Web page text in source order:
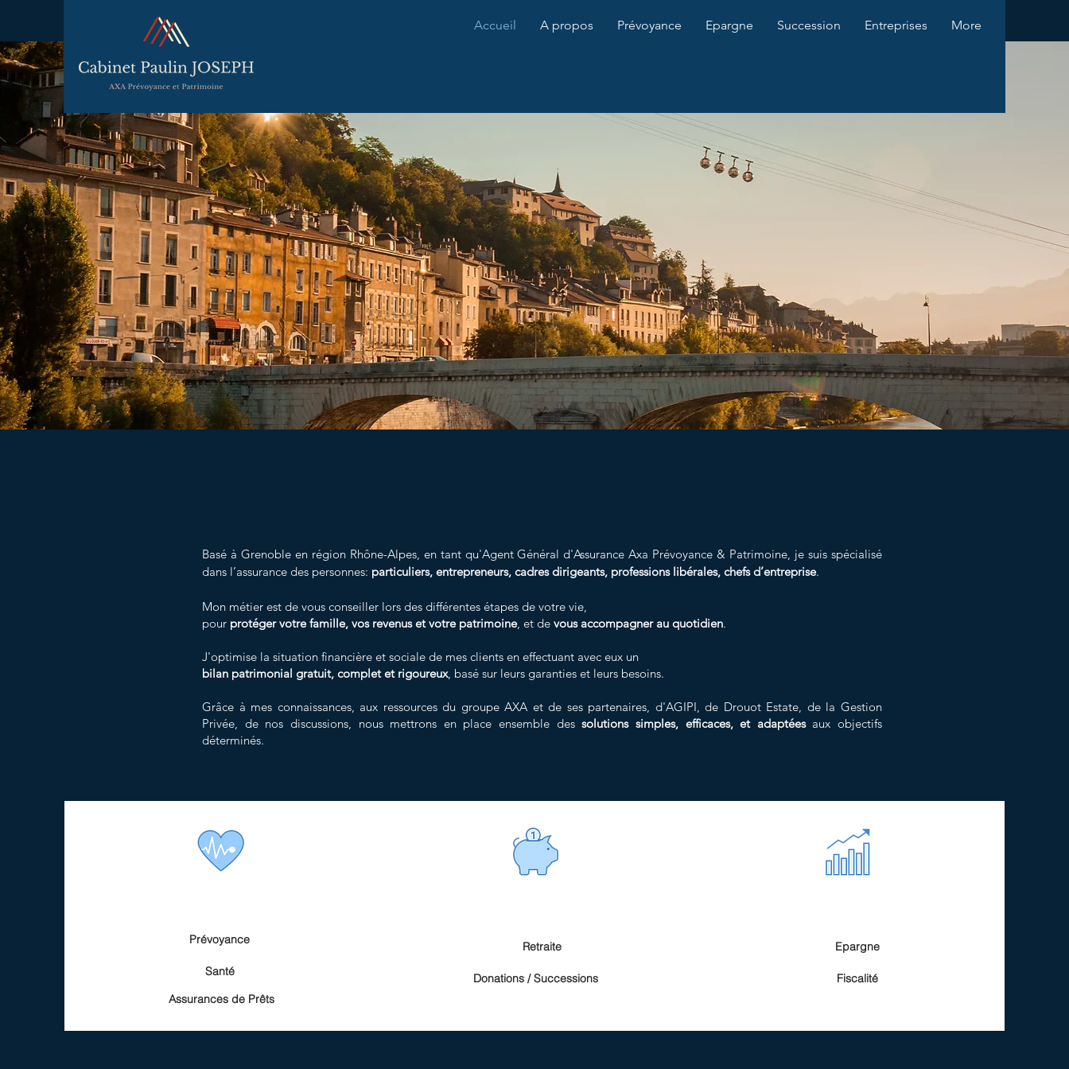
Accueil A propos Prévoyance Epargne Succession Entreprises More
PREVOYANCE, RETRAITE et GESTION PATRIMONIALE
Basé à Grenoble en région Rhône-Alpes, en tant qu'Agent Générald'AssuranceAxa Prévoyance & Patrimoine, je suis spécialisé
dans l’assurance des personnes: particuliers, entrepreneurs, cadres dirigeants, professions libérales, chefs d’entreprise.
Mon métier est de vous conseiller lors des différentes étapes de votre vie,
pour protéger votre famille, vos revenus et votre patrimoine, et de vous accompagner au quotidien.
J'optimise la situation financière et sociale de mes clients en effectuant avec eux un
bilan patrimonial gratuit, complet et rigoureux, basé sur leurs garanties et leurs besoins.
Grâce à mes connaissances, aux ressources du groupe AXA et de ses partenaires, d'AGIPI, de Drouot Estate, de la Gestion
Privée, de nos discussions, nous mettrons en place ensemble dessolutions simples, efficaces, et adaptéesaux objectifs
déterminés.
Prévoyance
Santé
Assurances de Prêts
Retraite
Donations / Successions
Epargne
Fiscalité